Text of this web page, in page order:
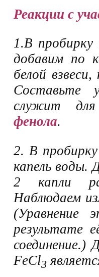
Реакции с
1.В
добавим по
белой
Составьте
служит
фенола.
2. В
капель воды.
2 капли
Наблюдаем
(Уравнение
результате
соединение.)
FeCl3